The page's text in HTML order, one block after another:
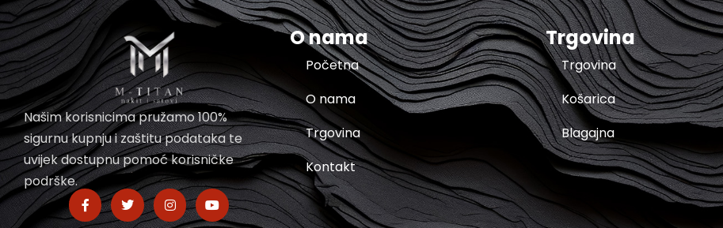
Našim korisnicima pružamo 100%
sigurnu kupnju i zaštitu podataka te
uvijek dostupnu pomoć korisničke
podrške.
O nama
Početna
O nama
Trgovina
Kontakt
Trgovina
Trgovina
Košarica
Blagajna